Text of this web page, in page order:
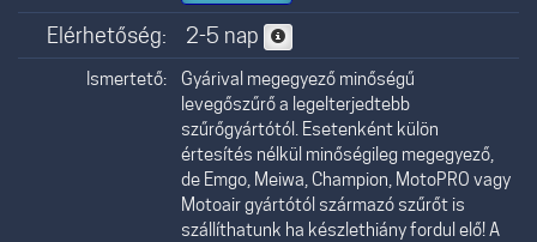
Elérhetőség: 2-5 nap
Ismertető:
Gyárival megegyező minőségű
levegőszűrő a legelterjedtebb
szűrőgyártótól. Esetenként külön
értesítés nélkül minőségileg megegyező,
de Emgo, Meiwa, Champion, MotoPRO vagy
Motoair gyártótól származó szűrőt is
szállíthatunk ha készlethiány fordul elő! A